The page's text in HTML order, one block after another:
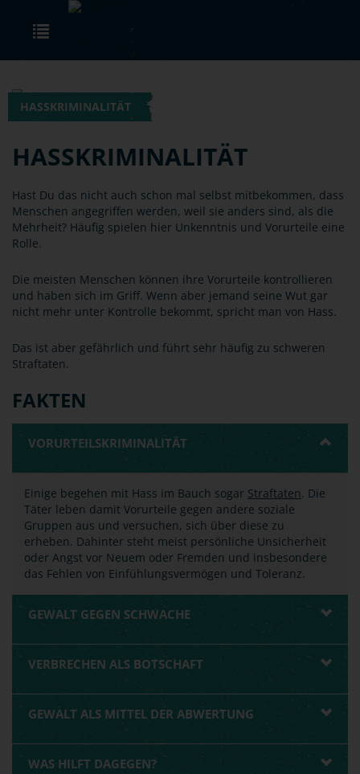
Skip to main content
HASSKRIMINALITÄT
HASSKRIMINALITÄT
Hast Du das nicht auch schon mal selbst mitbekommen, dass
Menschen angegriffen werden, weil sie anders sind, als die
Mehrheit? Häufig spielen hier Unkenntnis und Vorurteile eine
Rolle.
Die meisten Menschen können ihre Vorurteile kontrollieren
und haben sich im Griff. Wenn aber jemand seine Wut gar
nicht mehr unter Kontrolle bekommt, spricht man von Hass.
Das ist aber gefährlich und führt sehr häufig zu schweren
Straftaten.
FAKTEN
VORURTEILSKRIMINALITÄT
Einige begehen mit Hass im Bauch sogar Straftaten. Die
Täter leben damit Vorurteile gegen andere soziale
Gruppen aus und versuchen, sich über diese zu
erheben. Dahinter steht meist persönliche Unsicherheit
oder Angst vor Neuem oder Fremden und insbesondere
das Fehlen von Einfühlungsvermögen und Toleranz.
GEWALT GEGEN SCHWACHE
VERBRECHEN ALS BOTSCHAFT
GEWALT ALS MITTEL DER ABWERTUNG
WAS HILFT DAGEGEN?